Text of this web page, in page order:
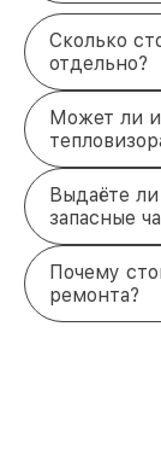
Сколько
отдельно?
Может ли
Выдаёте
запасные
Почему
ремонта?